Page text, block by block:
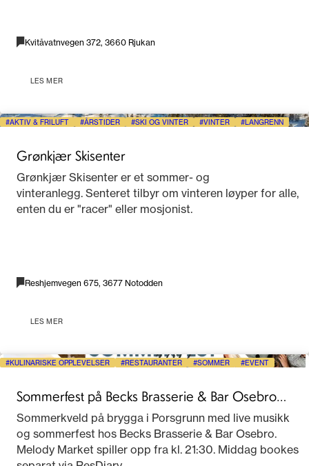
Kvitåvatnvegen 372, 3660 Rjukan
LES MER
AKTIV & FRILUFT ÅRSTIDER SKI OG VINTER VINTER LANGRENN
Grønkjær Skisenter
Grønkjær Skisenter er et sommer- og
vinteranlegg. Senteret tilbyr om vinteren løyper for alle,
enten du er "racer" eller mosjonist.
Reshjemvegen 675, 3677 Notodden
LES MER
KULINARISKE OPPLEVELSER RESTAURANTER SOMMER EVENT
Sommerfest på Becks Brasserie & Bar Osebro
2026
Sommerkveld på brygga i Porsgrunn med live musikk
og sommerfest hos Becks Brasserie & Bar Osebro.
Melody Market spiller opp fra kl. 21:30. Middag bookes